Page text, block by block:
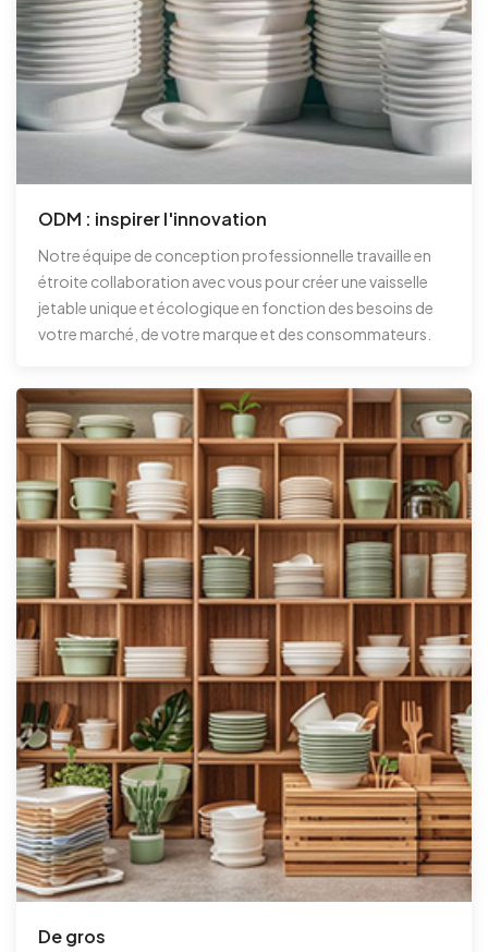
ODM : inspirer l'innovation
Notre équipe de conception professionnelle travaille en
étroite collaboration avec vous pour créer une vaisselle
jetable unique et écologique en fonction des besoins de
votre marché, de votre marque et des consommateurs.
De gros